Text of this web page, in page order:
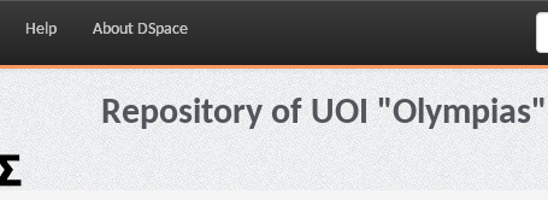
Help About DSpace
Repository of UOI "Olympias"